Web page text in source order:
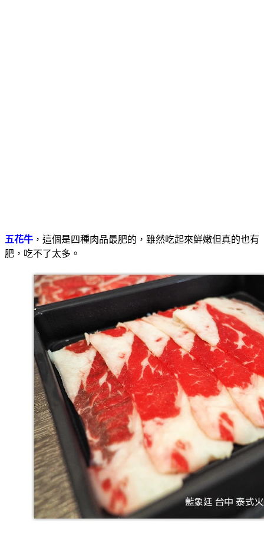
五花牛 ，這個是四種肉品最肥的，雖然吃起來鮮嫩但真的也有
肥，吃不了太多。